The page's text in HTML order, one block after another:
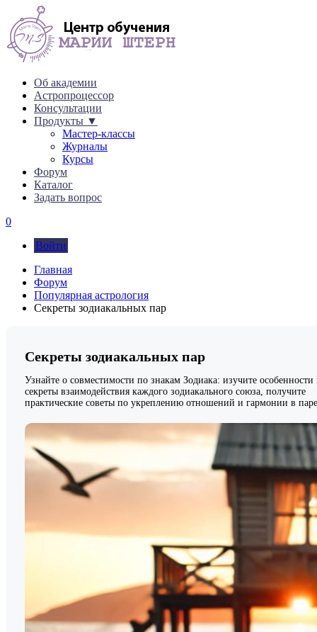
Об академии
Астропроцессор
Консультации
Продукты ▼
Мастер-классы
Журналы
Курсы
Форум
Каталог
Задать вопрос
0
Войти
Главная
Форум
Популярная астрология
Секреты зодиакальных пар
Секреты зодиакальных пар
Узнайте о совместимости по знакам Зодиака: изучите особенности
секреты взаимодействия каждого зодиакального союза, получите
практические советы по укреплению отношений и гармонии в